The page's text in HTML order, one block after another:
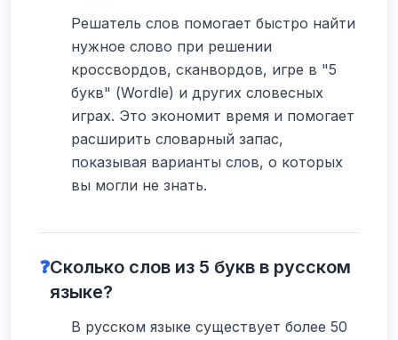
Решатель слов помогает быстро найти
нужное слово при решении
кроссвордов, сканвордов, игре в "5
букв" (Wordle) и других словесных
играх. Это экономит время и помогает
расширить словарный запас,
показывая варианты слов, о которых
вы могли не знать.
❓Сколько слов из 5 букв в русском
языке?
В русском языке существует более 50